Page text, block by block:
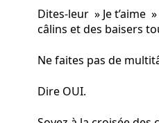
Dites-leur » Je t’aime
câlins et des baisers
Ne faites pas de
Dire OUI.